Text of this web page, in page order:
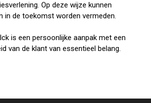
Op deze wijze kunnen
in de toekomst worden vermeden.
is een persoonlijke aanpak met een
van de klant van essentieel belang.